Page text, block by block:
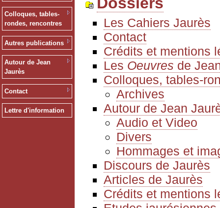
Colloques, tables-
rondes, rencontres
Autres publications
Autour de Jean
Jaurès
Contact
Lettre d'information
Les Cahiers Jaurès
Contact
Crédits et mentions
Les Oeuvres de
Colloques, tables-
Archives
Autour de Jean
Audio et Video
Divers
Hommages et
Discours de Jaurès
Articles de Jaurès
Crédits et mentions